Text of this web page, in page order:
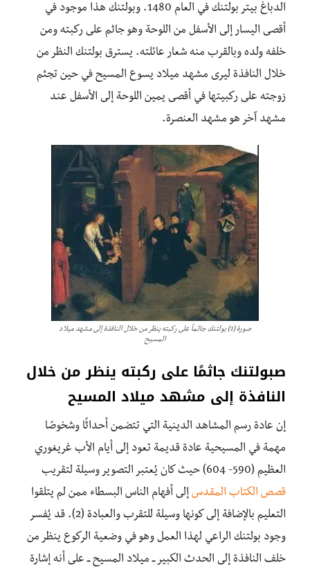
الدباغ بيتر بولتنك في العام 1480. وبولتنك هذا موجود في
أقصى اليسار إلى الأسفل من اللوحة وهو جاثم على ركبته ومن
خلفه ولده وبالقرب منه شعار عائلته. يسترق بولتنك النظر من
خلال النافذة ليرى مشهد ميلاد يسوع المسيح في حين تجثم
زوجته على ركبيتها في أقصى يمين اللوحة إلى الأسفل عند
مشهد آخر هو مشهد العنصرة.
صورة (1) بولتنك جاثماً على ركبته ينظر من خلال النافذة إلى مشهد ميلاد
المسيح
صبولتنك جاثمًا على ركبته ينظر من خلال
النافذة إلى مشهد ميلاد المسيح
إن عادة رسم المشاهد الدينية التي تتضمن أحداثًا وشخوصًا
مهمة في المسيحية عادة قديمة تعود إلى أيام الأب غريغوري
العظيم (590- 604) حيث كان يُعتبر التصوير وسيلة لتقريب
قصص الكتاب المقدس إلى أفهام الناس البسطاء ممن لم يتلقوا
التعليم بالإضافة إلى كونها وسيلة للتقرب والعبادة (2). قد يُفسر
وجود بولتنك الراعي لهذا العمل وهو في وضعية الركوع ينظر من
خلف النافذة إلى الحدث الكبير ــ ميلاد المسيح ــ على أنه إشارة